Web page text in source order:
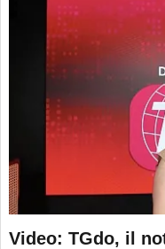
Video: TGdo, il